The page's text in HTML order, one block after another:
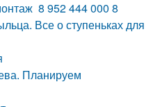
8 952 444 000 8
Все о ступеньках для
Планируем